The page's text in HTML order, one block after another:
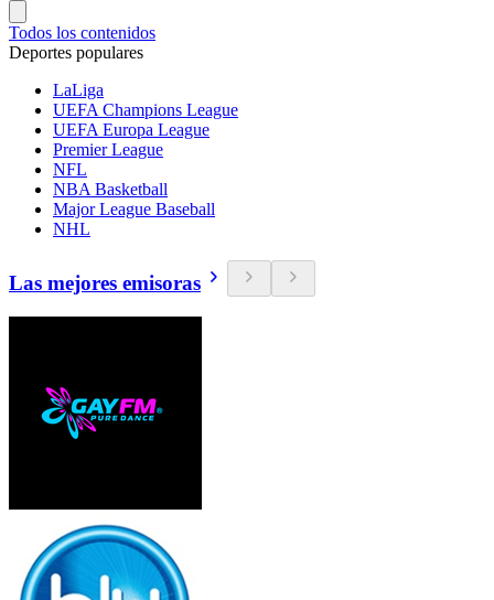
Todos los contenidos
Deportes populares
LaLiga
UEFA Champions League
UEFA Europa League
Premier League
NFL
NBA Basketball
Major League Baseball
NHL
Las mejores emisoras